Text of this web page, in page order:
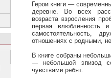
Герои книги —
деревне. Во всех
возраста взросления
первая влюбленность
самостоятельность,
отношениях с родными,
В книге собраны
— небольшой эпизод
чувствами ребят.